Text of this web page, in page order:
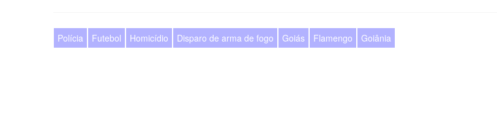
Polícia Futebol Homicídio Disparo de arma de fogo Goiás Flamengo Goiânia